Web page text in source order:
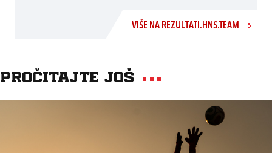
VIŠE NA REZULTATI.HNS.TEAM
Pročitajte još